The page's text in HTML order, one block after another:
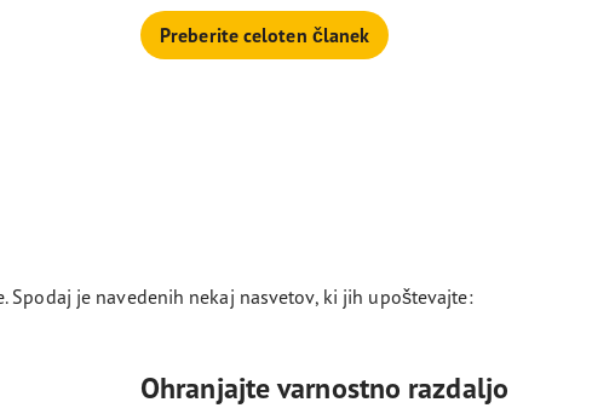
Preberite celoten članek
je navedenih nekaj nasvetov, ki jih upoštevajte:
Ohranjajte varnostno razdaljo